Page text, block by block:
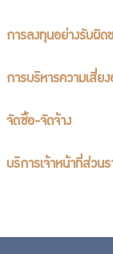
การลงทุนอย่างรับผิด
การบริหารความเสี่ย
จัดซื้อ-จัดจ้าง
บริการเจ้าหน้าที่ส่วนร